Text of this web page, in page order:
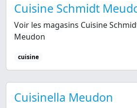
Cuisine Schmidt
Voir les magasins Cuisine
Meudon
cuisine
Cuisinella Meudon